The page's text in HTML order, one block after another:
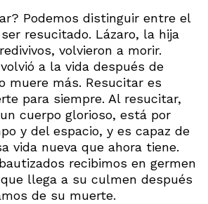
Podemos distinguir entre el
resucitado. Lázaro, la hija
volvieron a morir.
a la vida después de
muere más. Resucitar es
para siempre. Al resucitar,
cuerpo glorioso, está por
y del espacio, y es capaz de
vida nueva que ahora tiene.
recibimos en germen
llega a su culmen después
de su muerte.